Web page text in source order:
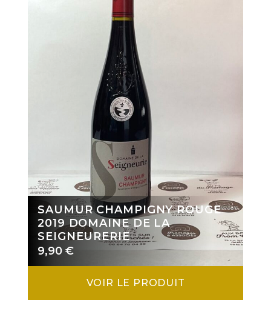
SAUMUR CHAMPIGNY ROUGE
2019 DOMAINE DE LA
SEIGNEURERIE
9,90 €
VOIR LE PRODUIT